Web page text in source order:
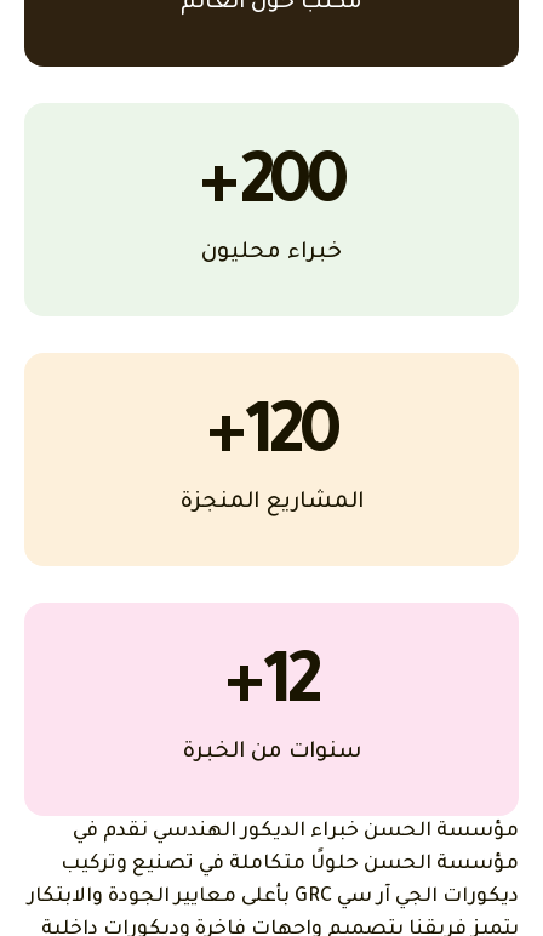
200
+
خبراء محليون
120
+
المشاريع المنجزة
12
+
سنوات من الخبرة
مؤسسة الحسن خبراء الديكور الهندسي نقدم في
مؤسسة الحسن حلولًا متكاملة في تصنيع وتركيب
ديكورات الجي آر سي GRC بأعلى معايير الجودة والابتكار
يتميز فريقنا بتصميم واجهات فاخرة وديكورات داخلية